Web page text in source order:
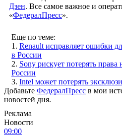
Дзен. Все самое важное и
«ФедералПресс».
Еще по теме:
1. Renault исправляет ошибки
в России
2. Sony рискует потерять права
России
3. Intel может потерять
Добавьте ФедералПресс в мои
новостей дня.
Реклама
Новости
09:00